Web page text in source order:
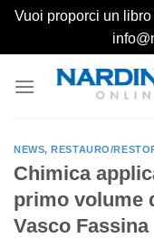
Vuoi proporci un
NEWS,RESTAURO/
Chimica
primo volume
Vasco Fassina